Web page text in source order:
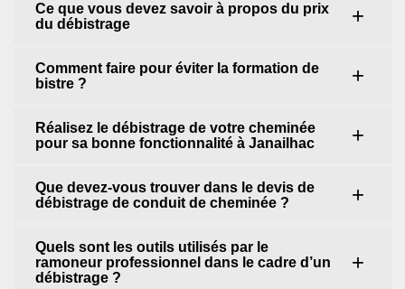
Ce que vous devez savoir à propos du prix
du débistrage
Comment faire pour éviter la formation de
bistre ?
Réalisez le débistrage de votre cheminée
pour sa bonne fonctionnalité à Janailhac
Que devez-vous trouver dans le devis de
débistrage de conduit de cheminée ?
Quels sont les outils utilisés par le
ramoneur professionnel dans le cadre d’un
débistrage ?